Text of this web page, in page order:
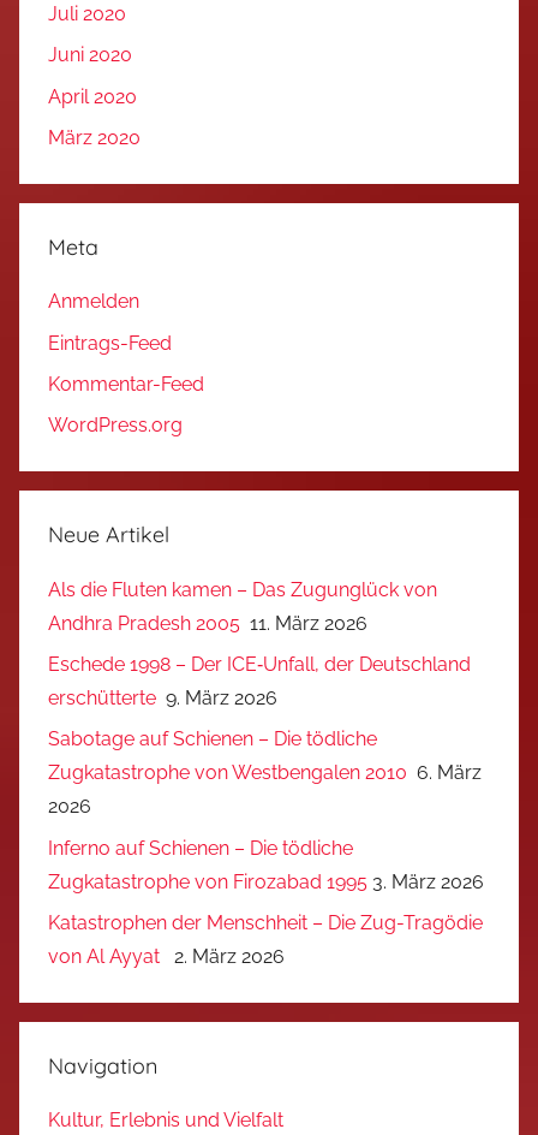
Juli 2020
Juni 2020
April 2020
März 2020
Meta
Anmelden
Eintrags-Feed
Kommentar-Feed
WordPress.org
Neue Artikel
Als die Fluten kamen – Das Zugunglück von
Andhra Pradesh 2005 11. März 2026
Eschede 1998 – Der ICE‑Unfall, der Deutschland
erschütterte 9. März 2026
Sabotage auf Schienen – Die tödliche
Zugkatastrophe von Westbengalen 2010 6. März
2026
Inferno auf Schienen – Die tödliche
Zugkatastrophe von Firozabad 1995 3. März 2026
Katastrophen der Menschheit – Die Zug-Tragödie
von Al Ayyat
2. März 2026
Navigation
Kultur, Erlebnis und Vielfalt